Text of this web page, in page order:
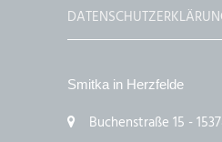
Smitka in Herzfelde
Buchenstraße 15 -